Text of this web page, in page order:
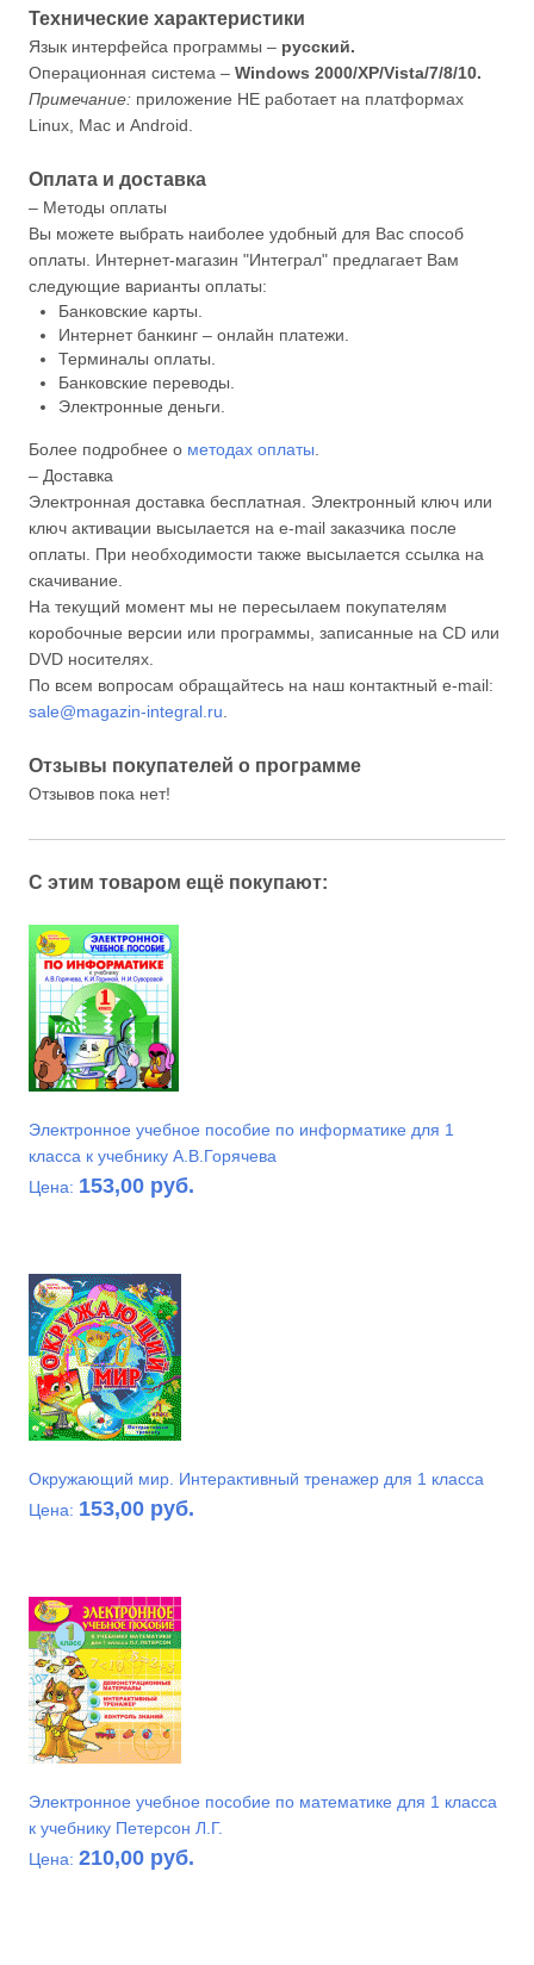
Технические характеристики
Язык интерфейса программы – русский.
Операционная система – Windows 2000/XP/Vista/7/8/10.
Примечание: приложение НЕ работает на платформах
Linux, Mac и Android.
Оплата и доставка
– Методы оплаты
Вы можете выбрать наиболее удобный для Вас способ
оплаты. Интернет-магазин "Интеграл" предлагает Вам
следующие варианты оплаты:
Банковские карты.
Интернет банкинг – онлайн платежи.
Терминалы оплаты.
Банковские переводы.
Электронные деньги.
Более подробнее о методах оплаты
– Доставка
Электронная доставка бесплатная. Электронный ключ или
ключ активации высылается на e-mail заказчика после
оплаты. При необходимости также высылается ссылка на
скачивание.
На текущий момент мы не пересылаем покупателям
коробочные версии или программы, записанные на CD или
DVD носителях.
По всем вопросам обращайтесь на наш контактный e-mail:
sale@magazin-integral.ru
Отзывы покупателей о программе
Отзывов пока нет!
С этим товаром ещё покупают:
Электронное учебное пособие по информатике для 1
класса к учебнику А.В.Горячева
Цена: 153,00 руб.
Окружающий мир. Интерактивный тренажер для 1 класса
Цена: 153,00 руб.
Электронное учебное пособие по математике для 1 класса
к учебнику Петерсон Л.Г.
Цена: 210,00 руб.